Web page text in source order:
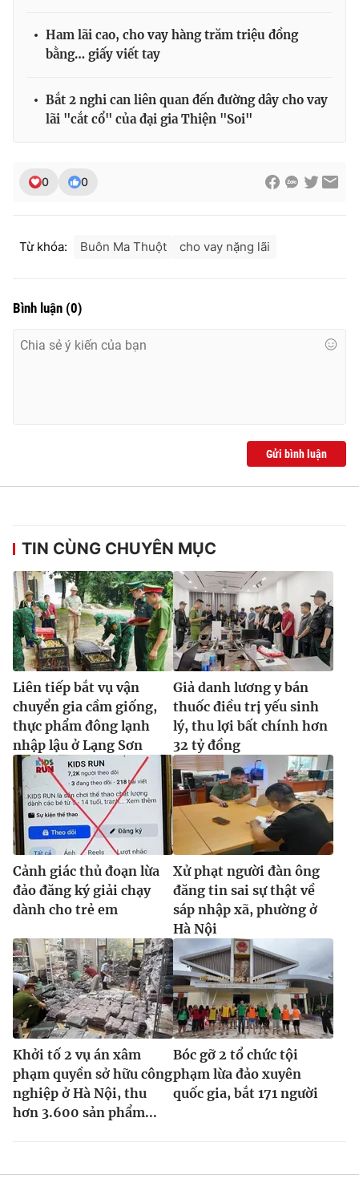
Email:toasoan@vtv.vn
Liên hệ quảng cáo: 024-7300.7108
thông tin từ website này.
Ham lãi cao, cho vay hàng trăm triệu đồng
bằng… giấy viết tay
Bắt 2 nghi can liên quan đến đường dây cho vay
lãi "cắt cổ" của đại gia Thiện "Soi"
0 0
Từ khóa: Buôn Ma Thuột cho vay nặng lãi
Bình luận (0)
Gửi bình luận
TIN CÙNG CHUYÊN MỤC
Liên tiếp bắt vụ vận
chuyển gia cầm giống,
thực phẩm đông lạnh
nhập lậu ở Lạng Sơn
Giả danh lương y bán
thuốc điều trị yếu sinh
lý, thu lợi bất chính hơn
32 tỷ đồng
Cảnh giác thủ đoạn lừa
đảo đăng ký giải chạy
dành cho trẻ em
Xử phạt người đàn ông
đăng tin sai sự thật về
sáp nhập xã, phường ở
Hà Nội
Khởi tố 2 vụ án xâm
phạm quyền sở hữu công
nghiệp ở Hà Nội, thu
hơn 3.600 sản phẩm...
Bóc gỡ 2 tổ chức tội
phạm lừa đảo xuyên
quốc gia, bắt 171 người